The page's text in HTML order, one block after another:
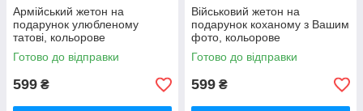
Армійський жетон на
подарунок улюбленому
татові, кольорове
зображення. Ланцюжок,
бампер та скоба в
подарунок. Оплата на пошті
Готово до відправки
599 ₴
Військовий жетон на
подарунок коханому з Вашим
фото, кольорове
зображення. Ланцюжок,
бампер та скоба в
подарунок. Наложка
Готово до відправки
599 ₴